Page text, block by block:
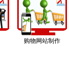
购物网站制作